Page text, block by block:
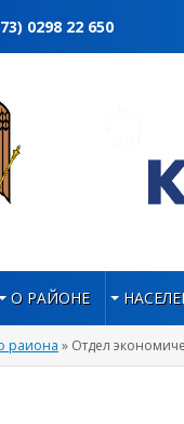
0298 22 650
О РАЙОНЕ
раиона » Отдел